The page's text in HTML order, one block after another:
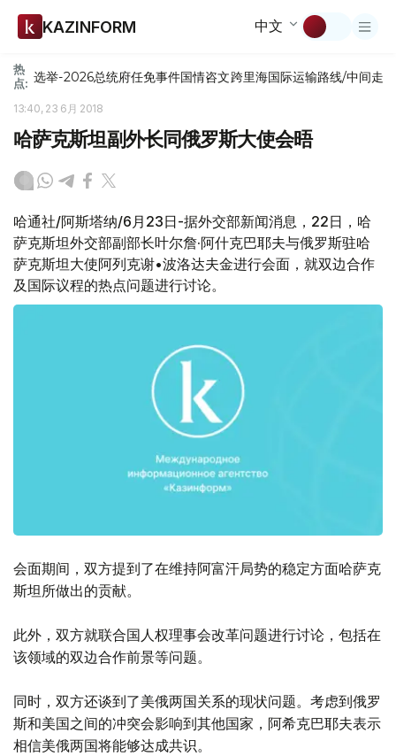
KAZINFORM 中文
热
点: 选举-2026总统府任免事件国情咨文跨里海国际运输路线/中间走廊
13:40, 23 6月 2018
哈萨克斯坦副外长同俄罗斯大使会晤
哈通社/阿斯塔纳/6月23日-据外交部新闻消息，22日，哈
萨克斯坦外交部副部长叶尔詹·阿什克巴耶夫与俄罗斯驻哈
萨克斯坦大使阿列克谢•波洛达夫金进行会面，就双边合作
及国际议程的热点问题进行讨论。
会面期间，双方提到了在维持阿富汗局势的稳定方面哈萨克
斯坦所做出的贡献。
此外，双方就联合国人权理事会改革问题进行讨论，包括在
该领域的双边合作前景等问题。
同时，双方还谈到了美俄两国关系的现状问题。考虑到俄罗
斯和美国之间的冲突会影响到其他国家，阿希克巴耶夫表示
相信美俄两国将能够达成共识。